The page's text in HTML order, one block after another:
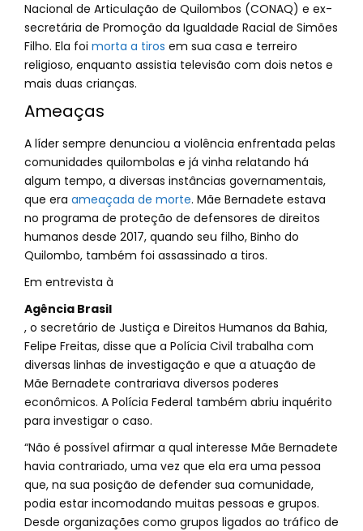
Nacional de Articulação de Quilombos (CONAQ) e ex-
secretária de Promoção da Igualdade Racial de Simões
Filho. Ela foi morta a tiros em sua casa e terreiro
religioso, enquanto assistia televisão com dois netos e
mais duas crianças.
Ameaças
A líder sempre denunciou a violência enfrentada pelas
comunidades quilombolas e já vinha relatando há
algum tempo, a diversas instâncias governamentais,
que era ameaçada de morte. Mãe Bernadete estava
no programa de proteção de defensores de direitos
humanos desde 2017, quando seu filho, Binho do
Quilombo, também foi assassinado a tiros.
Em entrevista à
Agência Brasil
, o secretário de Justiça e Direitos Humanos da Bahia,
Felipe Freitas, disse que a Polícia Civil trabalha com
diversas linhas de investigação e que a atuação de
Mãe Bernadete contrariava diversos poderes
econômicos. A Polícia Federal também abriu inquérito
para investigar o caso.
“Não é possível afirmar a qual interesse Mãe Bernadete
havia contrariado, uma vez que ela era uma pessoa
que, na sua posição de defender sua comunidade,
podia estar incomodando muitas pessoas e grupos.
Desde organizações como grupos ligados ao tráfico de